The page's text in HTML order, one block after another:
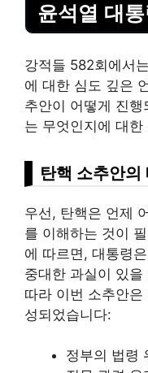
윤석열 대
강적들 582회에서
에 대한 심도 깊은
추안이 어떻게 진
는 무엇인지에 대
탄핵 소추안의
우선, 탄핵은 언제
를 이해하는 것이
에 따르면, 대통령
중대한 과실이 있
따라 이번 소추안
성되었습니다:
정부의 법령